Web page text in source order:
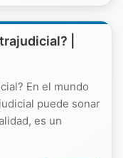
|
En el mundo
puede sonar
es un